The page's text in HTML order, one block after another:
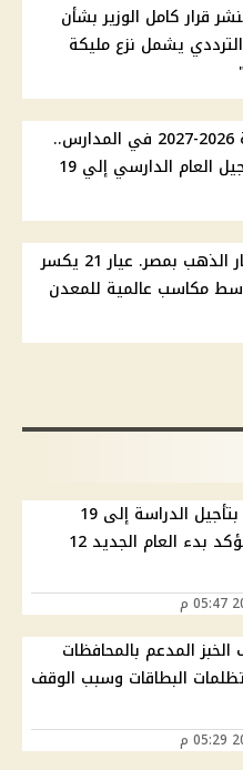
قرار كامل الوزير بشأن
يشمل نزع مليكة
موعد بدء الدراسة 2026-2027 في المدارس..
التعليم ينفي التأجيل العام الدارسي إلي 19
ارتفاع جديد بأسعار الذهب بمصر. عيار 21 يكسر
خبير تربوي يطالب بتأجيل الدراسة إلى 19
سبتمبر والتعليم تؤكد بدء العام الجديد 12
المدعم بالمحافظات
البطاقات وسبب الوقف